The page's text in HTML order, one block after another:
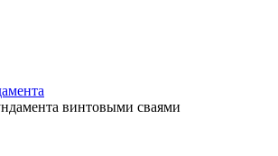
винтовыми сваями